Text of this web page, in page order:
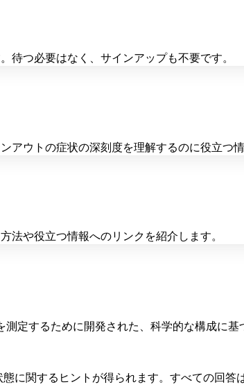
待つ必要はなく、サインアップも不要です。
ウトの症状の深刻度を理解するのに役立つ情
法や役立つ情報へのリンクを紹介します。
定するために開発された、科学的な構成に基
に関するヒントが得られます。すべての回答